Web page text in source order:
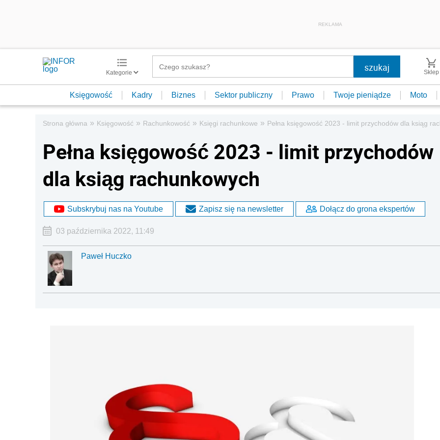
REKLAMA
Kategorie Sklep
Księgowość Kadry Biznes Sektor publiczny Prawo Twoje pieniądze Moto
Strona główna » Księgowość » Rachunkowość » Księgi rachunkowe » Pełna księgowość 2023 - limit przychodów dla ksiąg
Pełna księgowość 2023 - limit przychodów
dla ksiąg rachunkowych
Subskrybuj nas na Youtube Zapisz się na newsletter Dołącz do grona ekspertów
03 października 2022, 11:49
Paweł Huczko